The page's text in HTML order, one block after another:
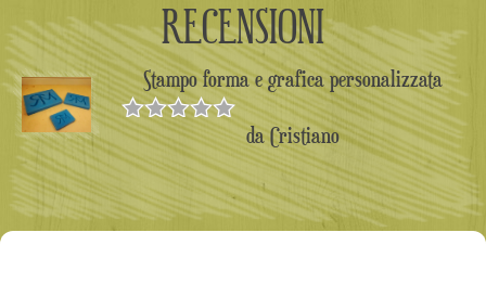
RECENSIONI
Stampo forma e grafica personalizzata
Valutato5
su 5
da Cristiano